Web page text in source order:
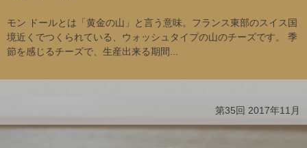
モン ドールとは「黄金の山」と言う意味。フランス東部のスイス国
境近くでつくられている、ウォッシュタイプの山のチーズです。 季
節を感じるチーズで、生産出来る期間...
第35回 2017年11月